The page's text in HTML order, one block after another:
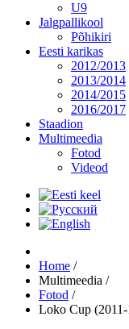
U9
Jalgpallikool
Põhikiri
Eesti karikas
2012/2013
2013/2014
2014/2015
2016/2017
Staadion
Multimeedia
Fotod
Videod
Home /
Multimeedia /
Fotod /
Loko Cup